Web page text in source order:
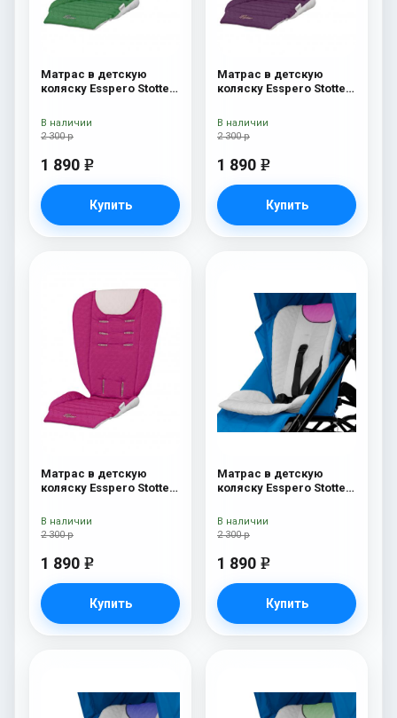
Матрас в детскую
коляску Esspero Stotte
2 300 р
1 890 e
Купить
В наличии
Матрас в детскую
коляску Esspero Stotte
2 300 р
1 890 e
Купить
В наличии
Матрас в детскую
коляску Esspero Stotte
2 300 р
1 890 e
Купить
В наличии
Матрас в детскую
коляску Esspero Stotte
2 300 р
1 890 e
Купить
В наличии